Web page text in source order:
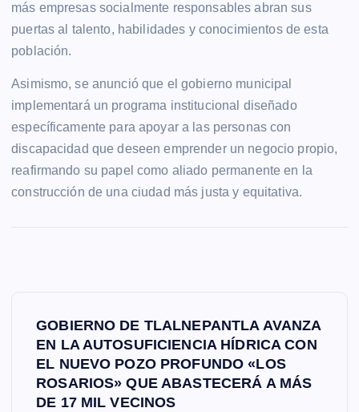
más empresas socialmente responsables abran sus
puertas al talento, habilidades y conocimientos de esta
población.
Asimismo, se anunció que el gobierno municipal
implementará un programa institucional diseñado
específicamente para apoyar a las personas con
discapacidad que deseen emprender un negocio propio,
reafirmando su papel como aliado permanente en la
construcción de una ciudad más justa y equitativa.
GOBIERNO DE TLALNEPANTLA AVANZA
EN LA AUTOSUFICIENCIA HÍDRICA CON
EL NUEVO POZO PROFUNDO «LOS
ROSARIOS» QUE ABASTECERÁ A MÁS
DE 17 MIL VECINOS